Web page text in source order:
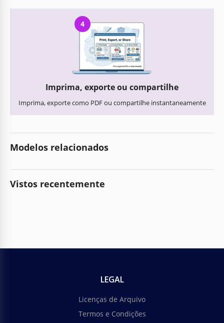
4
Imprima, exporte ou compartilhe
Imprima, exporte como PDF ou compartilhe instantaneamente
Modelos relacionados
Vistos recentemente
LEGAL
Licenças de Arquivo
Termos e Condições